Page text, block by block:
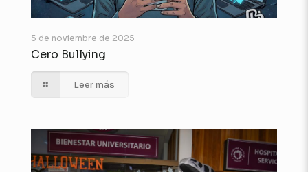
5 de noviembre de 2025
Cero Bullying
Leer más